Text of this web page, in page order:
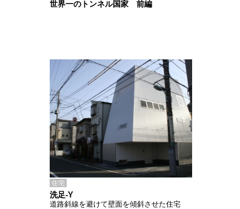
世界一のトンネル国家 前編
住宅
洗足-Y
道路斜線を避けて壁面を傾斜させた住宅